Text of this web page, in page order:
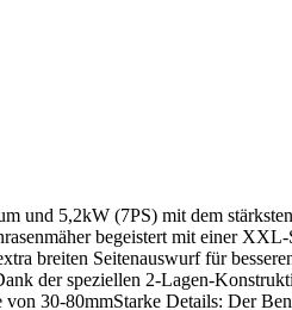
und 5,2kW (7PS) mit dem
begeistert mit einer
breiten Seitenauswurf für
der speziellen 2-Lagen-
30-80mmStarke Details: Der